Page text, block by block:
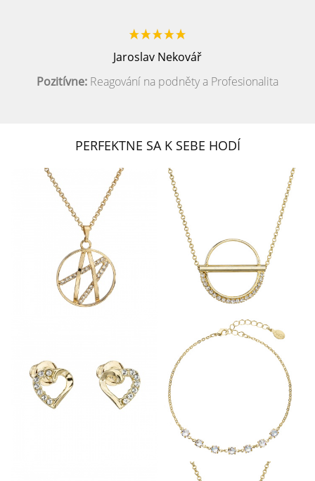
Jaroslav Nekovář
Pozitívne: Reagování na podněty a Profesionalita
PERFEKTNE SA K SEBE HODÍ